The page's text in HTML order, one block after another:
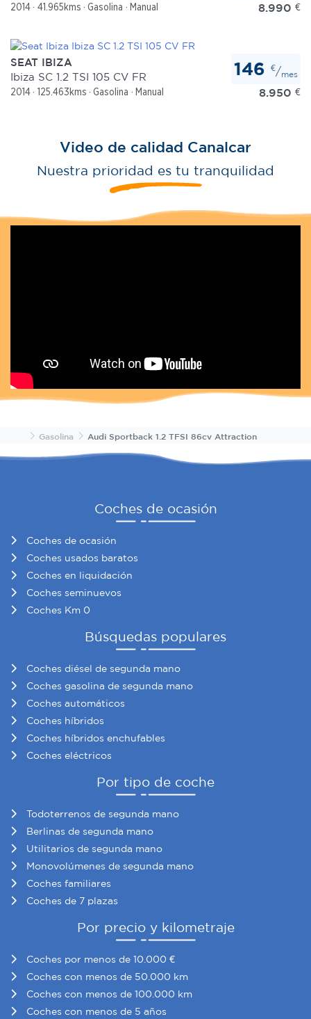
2014 41.965kms Gasolina Manual 8.990 €
SEAT IBIZA
Ibiza SC 1.2 TSI 105 CV FR
2014 125.463kms Gasolina Manual 8.950 €
146 €/mes
Video de calidad Canalcar
Nuestra prioridad es tu tranquilidad
InicioGasolina Audi Sportback 1.2 TFSI 86cv Attraction
Coches de ocasión
Coches de ocasión
Coches usados baratos
Coches en liquidación
Coches seminuevos
Coches Km 0
Búsquedas populares
Coches diésel de segunda mano
Coches gasolina de segunda mano
Coches automáticos
Coches híbridos
Coches híbridos enchufables
Coches eléctricos
Por tipo de coche
Todoterrenos de segunda mano
Berlinas de segunda mano
Utilitarios de segunda mano
Monovolúmenes de segunda mano
Coches familiares
Coches de 7 plazas
Por precio y kilometraje
Coches por menos de 10.000 €
Coches con menos de 50.000 km
Coches con menos de 100.000 km
Coches con menos de 5 años